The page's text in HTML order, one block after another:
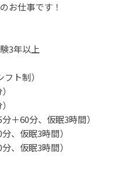
お仕事です！
3年以上
ト制）
＋60分、仮眠3時間）
、仮眠3時間）
、仮眠3時間）